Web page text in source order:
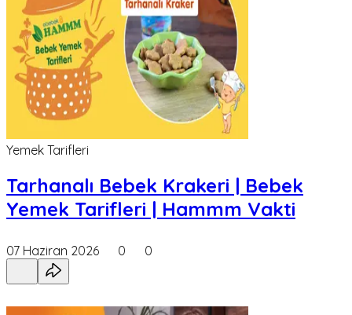
Yemek Tarifleri
Tarhanalı Bebek Krakeri | Bebek
Yemek Tarifleri | Hammm Vakti
07 Haziran 2026 0 0